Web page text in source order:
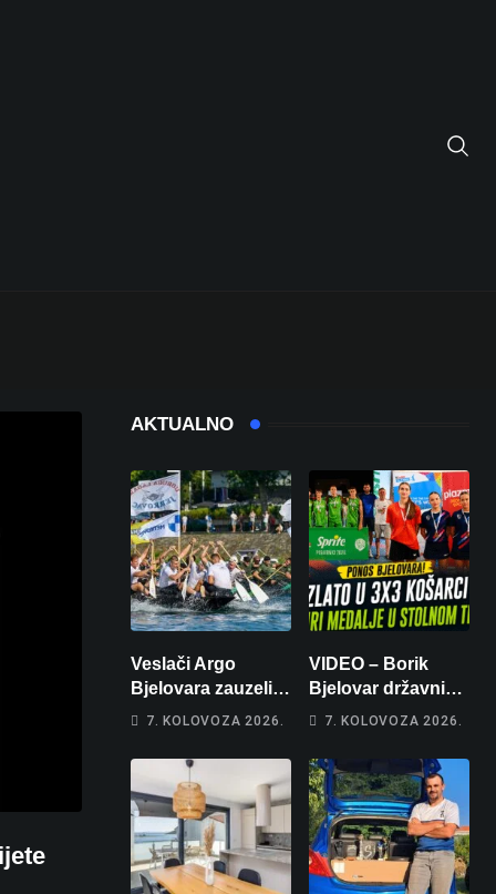
AKTUALNO
Veslači Argo
Bjelovara zauzeli
14. mjesto na
7. KOLOVOZA 2026.
VIDEO – Borik
Bjelovar državni
prvaci u 3×3
Končar je
prvakinja Hrvatske
u stolnom tenisu!
7. KOLOVOZA 2026.